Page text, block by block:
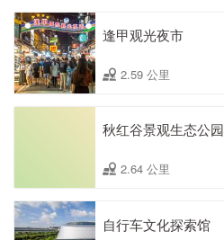
逢甲观光夜市
2.59 公里
秋红谷景观生态公园
2.64 公里
自行车文化探索馆